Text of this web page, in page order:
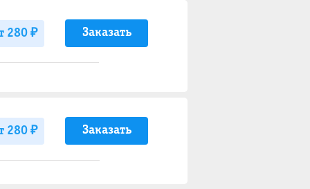
280 ₽ Заказать
280 ₽ Заказать